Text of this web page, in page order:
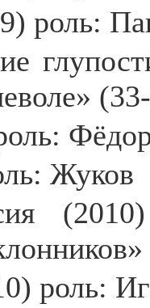
роль:
Жуков
роль: